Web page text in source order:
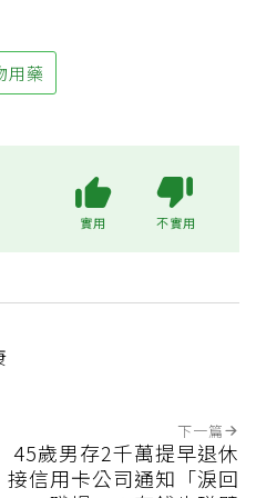
用藥
實用 不實用
下一篇
45歲男存2千萬提早退休
接信用卡公司通知「淚回